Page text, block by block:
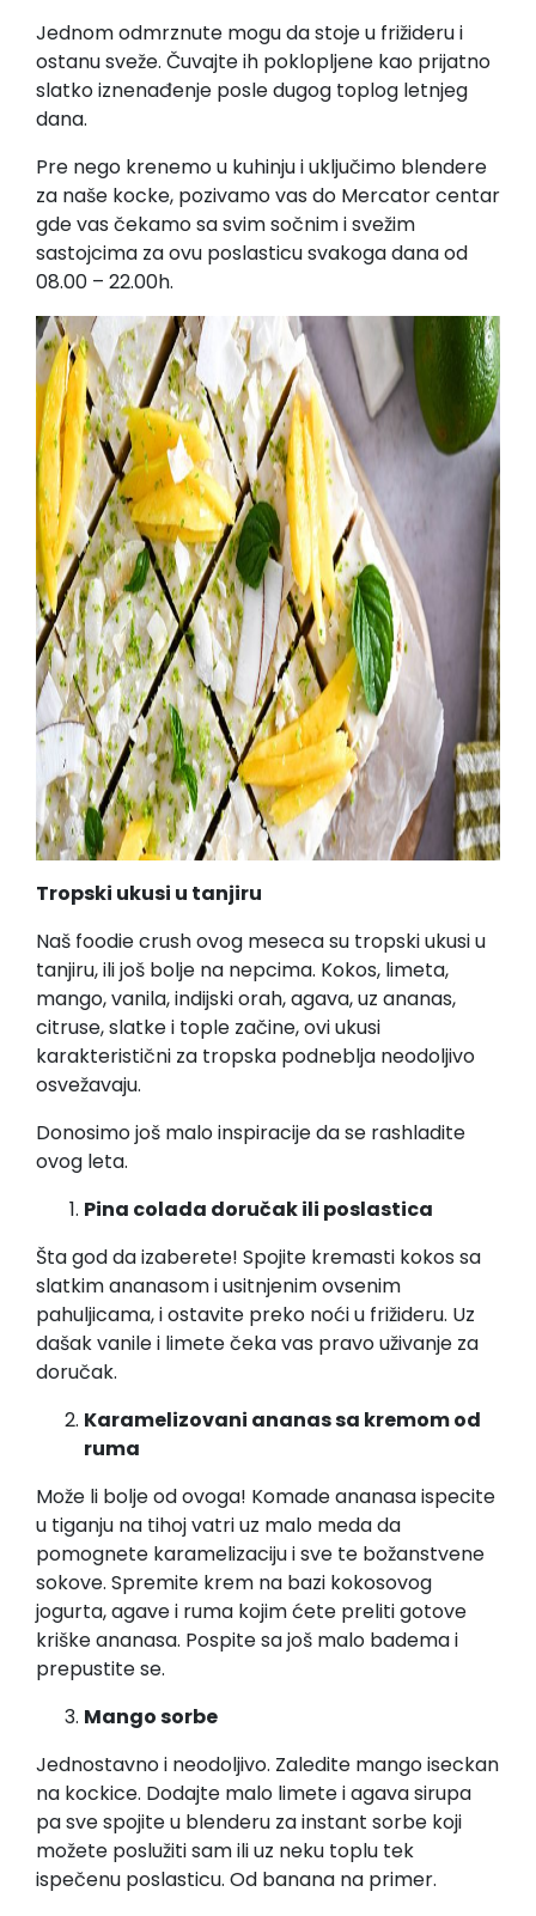
Jednom odmrznute mogu da stoje u frižideru i
ostanu sveže. Čuvajte ih poklopljene kao prijatno
slatko iznenađenje posle dugog toplog letnjeg
dana.
Pre nego krenemo u kuhinju i uključimo blendere
za naše kocke, pozivamo vas do Mercator centar
gde vas čekamo sa svim sočnim i svežim
sastojcima za ovu poslasticu svakoga dana od
08.00 – 22.00h.
Tropski ukusi u tanjiru
Naš foodie crush ovog meseca su tropski ukusi u
tanjiru, ili još bolje na nepcima. Kokos, limeta,
mango, vanila, indijski orah, agava, uz ananas,
citruse, slatke i tople začine, ovi ukusi
karakteristični za tropska podneblja neodoljivo
osvežavaju.
Donosimo još malo inspiracije da se rashladite
ovog leta.
Pina colada doručak ili poslastica
Šta god da izaberete! Spojite kremasti kokos sa
slatkim ananasom i usitnjenim ovsenim
pahuljicama, i ostavite preko noći u frižideru. Uz
dašak vanile i limete čeka vas pravo uživanje za
doručak.
Karamelizovani ananas sa kremom od
ruma
Može li bolje od ovoga! Komade ananasa ispecite
u tiganju na tihoj vatri uz malo meda da
pomognete karamelizaciju i sve te božanstvene
sokove. Spremite krem na bazi kokosovog
jogurta, agave i ruma kojim ćete preliti gotove
kriške ananasa. Pospite sa još malo badema i
prepustite se.
Mango sorbe
Jednostavno i neodoljivo. Zaledite mango iseckan
na kockice. Dodajte malo limete i agava sirupa
pa sve spojite u blenderu za instant sorbe koji
možete poslužiti sam ili uz neku toplu tek
ispečenu poslasticu. Od banana na primer.